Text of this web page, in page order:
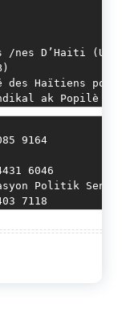
nes D’Haiti
des Haïtiens pour
ak Popilè
9164
6046
Politik
7118